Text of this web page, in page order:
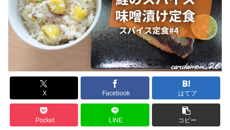
X Facebook はてブ
Pocket LINE コピー